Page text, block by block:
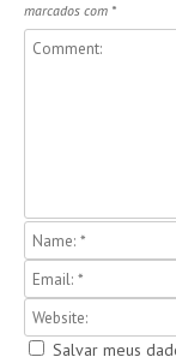
marcados com *
Salvar meus